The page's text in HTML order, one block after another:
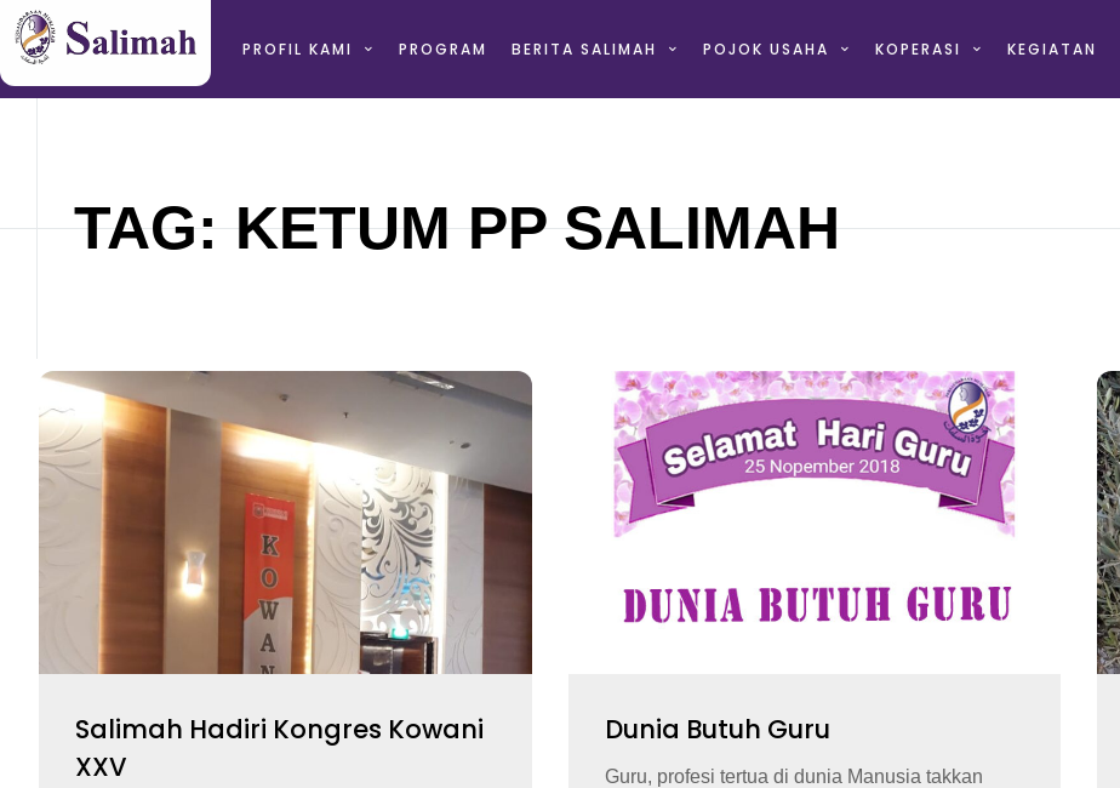
PROFIL KAMI PROGRAM BERITA SALIMAH POJOK USAHA KOPERASI KEGIATAN
TAG: KETUM PP SALIMAH
Salimah Hadiri Kongres Kowani
XXV
Dunia Butuh Guru
Guru, profesi tertua di dunia Manusia takkan